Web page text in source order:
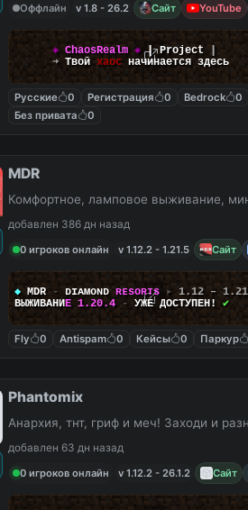
Оффлайн
v 1.8 - 26.2 Сайт YouTube
◈ ChaosRealm ◈┃ Project
➜ Твой хаосначинается здесь
Русские 0 Регистрация 0 Bedrock
0
Без привата
0
MDR
Комфортное, ламповое выживание,
добавлен 386 дн назад
0 игроков онлайн
v 1.12.2 - 1.21.5 Сайт
◆ MDR - ᴅɪᴀᴍᴏɴᴅ ʀᴇsoʀᴛs ▸ 1.12 –
ВЫЖИВАНИЕ 1.20.4 - УЖЕ ДОСТУПЕН! ✔
Fly 0 Antispam 0 Кейсы 0 Паркур
Phantomix
Анархия, тнт, гриф и меч! Заходи и
добавлен 63 дн назад
0 игроков онлайн
v 1.12.2 - 26.1.2 Сайт